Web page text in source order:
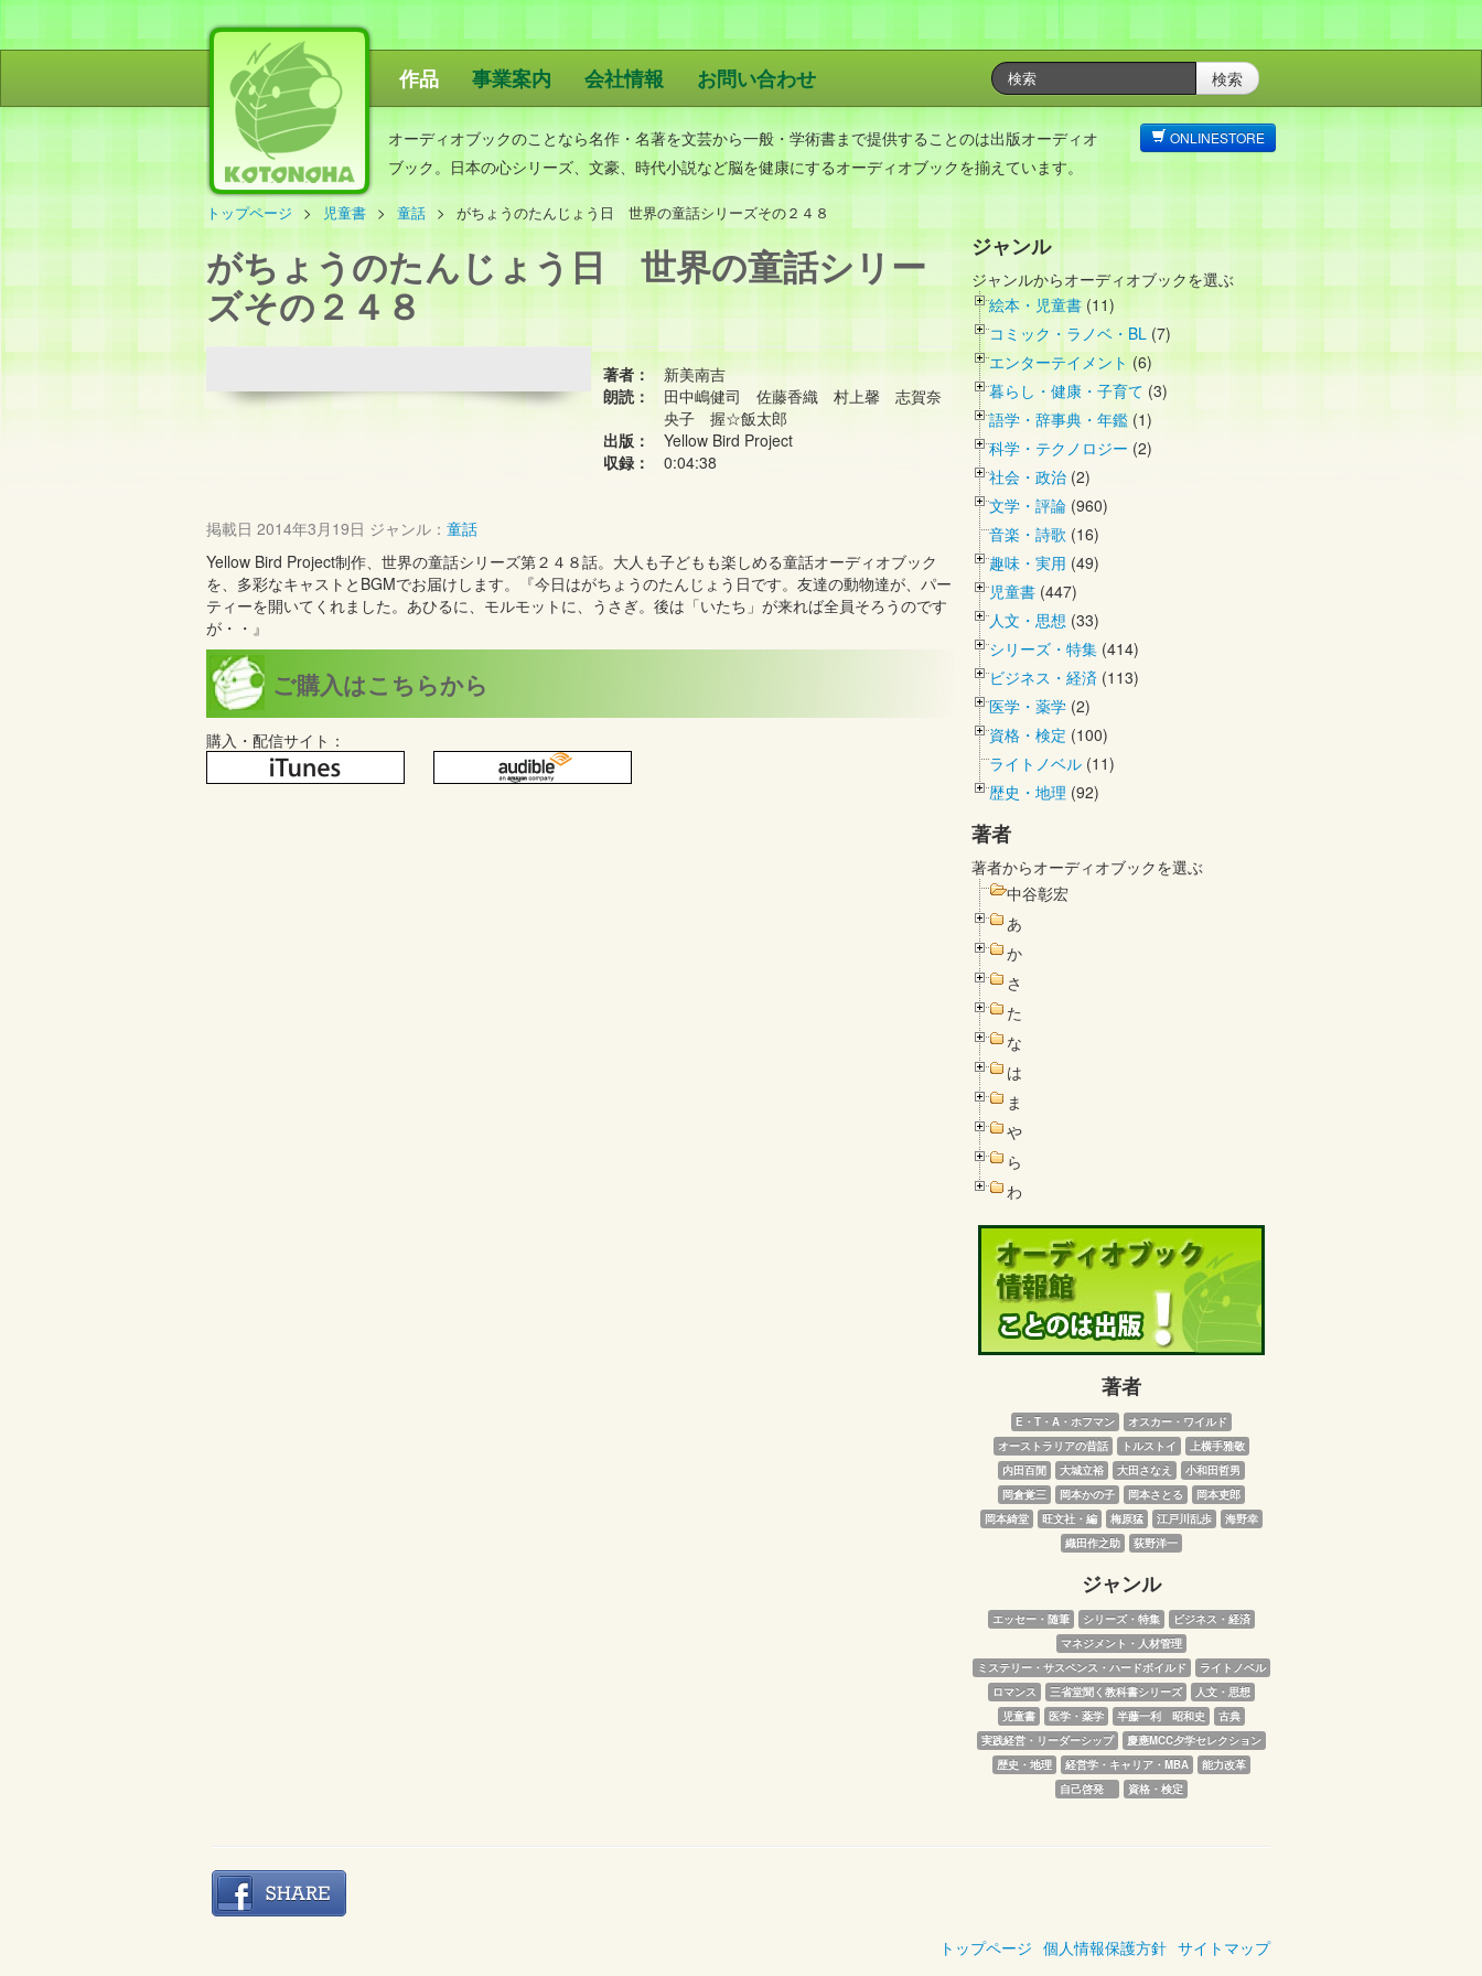
ことのは出版
作品 事業案内 会社情報 お問い合わせ 検索
オーディオブックのことなら名作・名著を文芸から一般・学術書まで提供することのは出版オーディオ
ブック。日本の心シリーズ、文豪、時代小説など脳を健康にするオーディオブックを揃えています。
ONLINESTORE
トップページ 児童書 童話 がちょうのたんじょう日 世界の童話シリーズその２４８
がちょうのたんじょう日 世界の童話シリー
ズその２４８
著者：
新美南吉
朗読：
田中嶋健司 佐藤香織 村上馨 志賀奈
央子 握☆飯太郎
出版：
Yellow Bird Project
収録：
0:04:38
掲載日 2014年3月19日 ジャンル： 童話
Yellow Bird Project制作、世界の童話シリーズ第２４８話。大人も子どもも楽しめる童話オーディオブック
を、多彩なキャストとBGMでお届けします。『今日はがちょうのたんじょう日です。友達の動物達が、パー
ティーを開いてくれました。あひるに、モルモットに、うさぎ。後は「いたち」が来れば全員そろうのです
が・・』
ご購入はこちらから
購入・配信サイト：
ジャンル
ジャンルからオーディオブックを選ぶ
絵本・児童書 (11)
コミック・ラノベ・BL (7)
エンターテイメント (6)
暮らし・健康・子育て (3)
語学・辞事典・年鑑 (1)
科学・テクノロジー (2)
社会・政治 (2)
文学・評論 (960)
音楽・詩歌 (16)
趣味・実用 (49)
児童書 (447)
人文・思想 (33)
シリーズ・特集 (414)
ビジネス・経済 (113)
医学・薬学 (2)
資格・検定 (100)
ライトノベル (11)
歴史・地理 (92)
著者
著者からオーディオブックを選ぶ
中谷彰宏
あ
か
さ
た
な
は
ま
や
ら
わ
著者
E・T・A・ホフマン
オスカー・ワイルド
オーストラリアの昔話
トルストイ
上横手雅敬
内田百閒
大城立裕 大田さなえ
小和田哲男
岡倉覚三
岡本かの子 岡本さとる
岡本吏郎
岡本綺堂
旺文社・編 梅原猛 江戸川乱歩
海野幸
織田作之助
荻野洋一
ジャンル
エッセー・随筆 シリーズ・特集
ビジネス・経済
マネジメント・人材管理
ミステリー・サスペンス・ハードボイルド
ライトノベル
ロマンス
三省堂聞く教科書シリーズ
人文・思想
児童書
医学・薬学 半藤一利　昭和史
古典
実践経営・リーダーシップ
慶應MCC夕学セレクション
歴史・地理
経営学・キャリア・MBA
能力改革
自己啓発
資格・検定
トップページ 個人情報保護方針 サイトマップ